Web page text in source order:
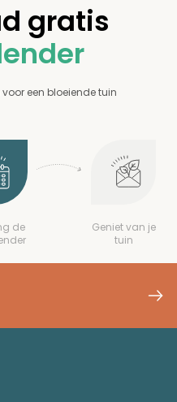
gratis
een bloeiende tuin
de
Geniet van je
tuin